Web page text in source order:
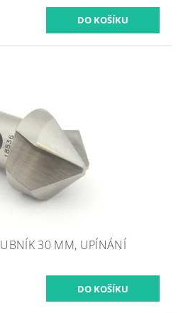
30 MM, UPÍNÁNÍ